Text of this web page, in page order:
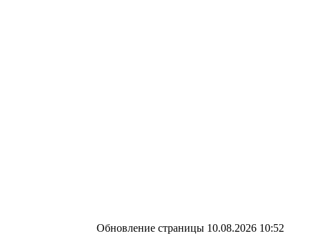
Обновление страницы 10.08.2026 10:52